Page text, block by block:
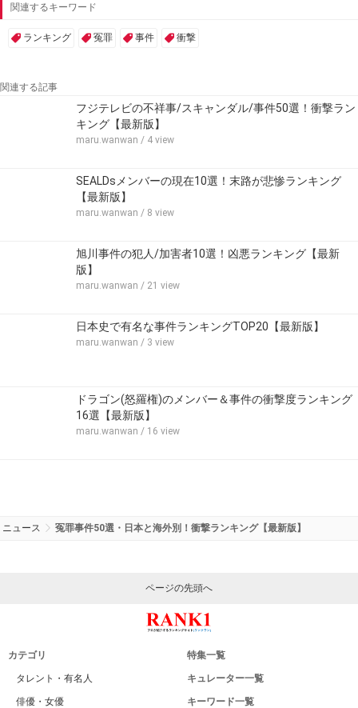
関連するキーワード
ランキング 冤罪 事件 衝撃
関連する記事
フジテレビの不祥事/スキャンダル/事件50選！衝撃ラン
キング【最新版】
maru.wanwan / 4 view
SEALDsメンバーの現在10選！末路が悲惨ランキング
【最新版】
maru.wanwan / 8 view
旭川事件の犯人/加害者10選！凶悪ランキング【最新
版】
maru.wanwan / 21 view
日本史で有名な事件ランキングTOP20【最新版】
maru.wanwan / 3 view
ドラゴン(怒羅権)のメンバー＆事件の衝撃度ランキング
16選【最新版】
maru.wanwan / 16 view
ニュース 冤罪事件50選・日本と海外別！衝撃ランキング【最新版】
ページの先頭へ
カテゴリ
タレント・有名人
俳優・女優
特集一覧
キュレーター一覧
キーワード一覧